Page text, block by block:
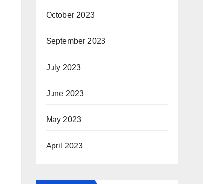
October 2023
September 2023
July 2023
June 2023
May 2023
April 2023